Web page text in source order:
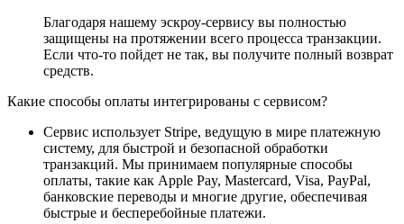
Благодаря нашему эскроу-сервису вы полностью
защищены на протяжении всего процесса транзакции.
Если что-то пойдет не так, вы получите полный возврат
средств.
Какие способы оплаты интегрированы с сервисом?
Сервис использует Stripe, ведущую в мире платежную
систему, для быстрой и безопасной обработки
транзакций. Мы принимаем популярные способы
оплаты, такие как Apple Pay, Mastercard, Visa, PayPal,
банковские переводы и многие другие, обеспечивая
быстрые и бесперебойные платежи.